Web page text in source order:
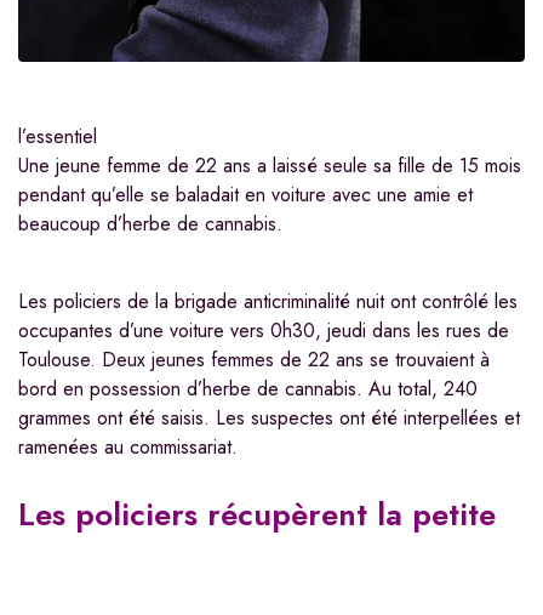
l’essentiel
Une jeune femme de 22 ans a laissé seule sa fille de 15 mois
pendant qu’elle se baladait en voiture avec une amie et
beaucoup d’herbe de cannabis.
Les policiers de la brigade anticriminalité nuit ont contrôlé les
occupantes d’une voiture vers 0h30, jeudi dans les rues de
Toulouse. Deux jeunes femmes de 22 ans se trouvaient à
bord en possession d’herbe de cannabis. Au total, 240
grammes ont été saisis. Les suspectes ont été interpellées et
ramenées au commissariat.
Les policiers récupèrent la petite